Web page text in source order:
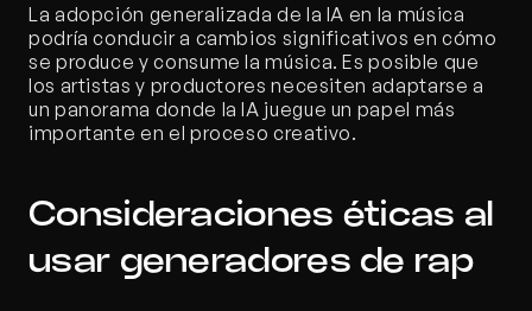
La adopción generalizada de la IA en la música
podría conducir a cambios significativos en cómo
se produce y consume la música. Es posible que
los artistas y productores necesiten adaptarse a
un panorama donde la IA juegue un papel más
importante en el proceso creativo.
Consideraciones éticas al
usar generadores de rap